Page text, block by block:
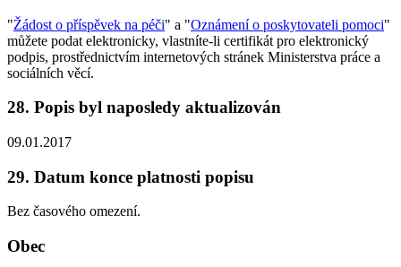
"Žádost o příspěvek na péči" a "Oznámení o poskytovateli pomoci"
můžete podat elektronicky, vlastníte-li certifikát pro elektronický
podpis, prostřednictvím internetových stránek Ministerstva práce a
sociálních věcí.
28. Popis byl naposledy aktualizován
09.01.2017
29. Datum konce platnosti popisu
Bez časového omezení.
Obec